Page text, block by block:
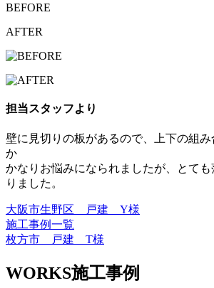
BEFORE
AFTER
担当スタッフより
壁に見切りの板があるので、上下の組み
か
かなりお悩みになられましたが、とて
りました。
大阪市生野区 戸建 Y様
施工事例一覧
枚方市 戸建 T様
WORKS施工事例